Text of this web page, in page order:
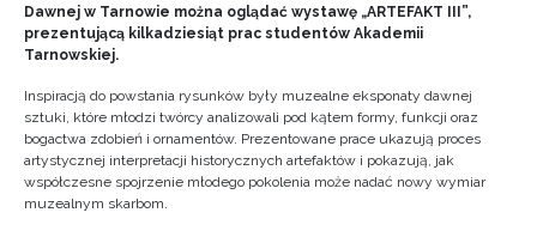
Dawnej w Tarnowie można oglądać wystawę „ARTEFAKT III”,
prezentującą kilkadziesiąt prac studentów Akademii
Tarnowskiej.
Inspiracją do powstania rysunków były muzealne eksponaty dawnej
sztuki, które młodzi twórcy analizowali pod kątem formy, funkcji oraz
bogactwa zdobień i ornamentów. Prezentowane prace ukazują proces
artystycznej interpretacji historycznych artefaktów i pokazują, jak
współczesne spojrzenie młodego pokolenia może nadać nowy wymiar
muzealnym skarbom.